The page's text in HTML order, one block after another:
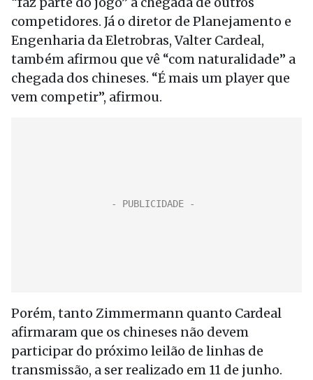
competidores. Já o diretor de Planejamento e
Engenharia da Eletrobras, Valter Cardeal,
também afirmou que vê “com naturalidade” a
chegada dos chineses. “É mais um player que
vem competir”, afirmou.
Porém, tanto Zimmermann quanto Cardeal
afirmaram que os chineses não devem
participar do próximo leilão de linhas de
transmissão, a ser realizado em 11 de junho.